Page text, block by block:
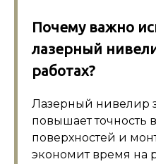
Почему важно
лазерный
работах?
Лазерный нивелир
повышает точность
поверхностей и
экономит время на